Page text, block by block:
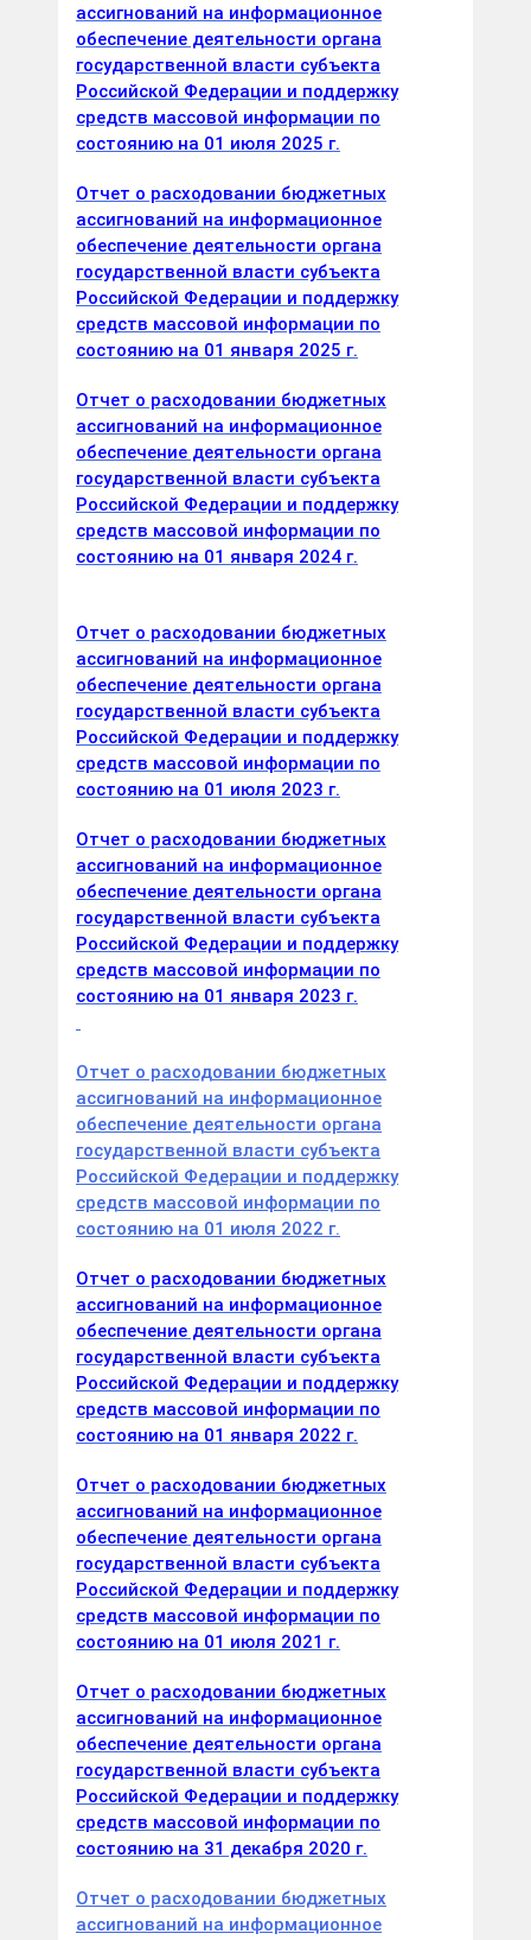
ассигнований на информационное
обеспечение деятельности органа
государственной власти субъекта
Российской Федерации и поддержку
средств массовой информации по
состоянию на 01 июля 2025 г.
Отчет о расходовании бюджетных
ассигнований на информационное
обеспечение деятельности органа
государственной власти субъекта
Российской Федерации и поддержку
средств массовой информации по
состоянию на 01 января 2025 г.
Отчет о расходовании бюджетных
ассигнований на информационное
обеспечение деятельности органа
государственной власти субъекта
Российской Федерации и поддержку
средств массовой информации по
состоянию на 01 января 2024 г.
Отчет о расходовании бюджетных
ассигнований на информационное
обеспечение деятельности органа
государственной власти субъекта
Российской Федерации и поддержку
средств массовой информации по
состоянию на 01 июля 2023 г.
Отчет о расходовании бюджетных
ассигнований на информационное
обеспечение деятельности органа
государственной власти субъекта
Российской Федерации и поддержку
средств массовой информации по
состоянию на 01 января 2023 г.
Отчет о расходовании бюджетных
ассигнований на информационное
обеспечение деятельности органа
государственной власти субъекта
Российской Федерации и поддержку
средств массовой информации по
состоянию на 01 июля 2022 г.
Отчет о расходовании бюджетных
ассигнований на информационное
обеспечение деятельности органа
государственной власти субъекта
Российской Федерации и поддержку
средств массовой информации по
состоянию на 01 января 2022 г.
Отчет о расходовании бюджетных
ассигнований на информационное
обеспечение деятельности органа
государственной власти субъекта
Российской Федерации и поддержку
средств массовой информации по
состоянию на 01 июля 2021 г.
Отчет о расходовании бюджетных
ассигнований на информационное
обеспечение деятельности органа
государственной власти субъекта
Российской Федерации и поддержку
средств массовой информации по
состоянию на 31 декабря 2020 г.
Отчет о расходовании бюджетных
ассигнований на информационное